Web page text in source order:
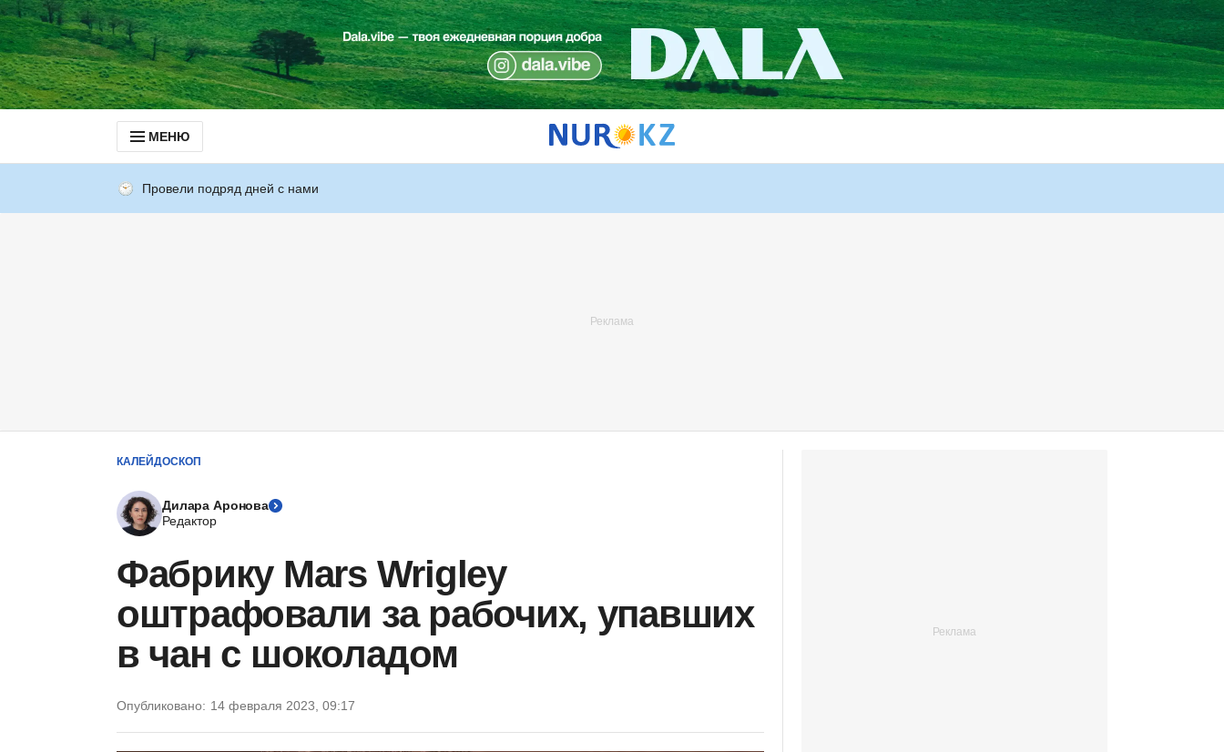
МЕНЮ
Провели подряд дней с нами
КАЛЕЙДОСКОП
Дилара Аронова
Редактор
Фабрику Mars Wrigley
оштрафовали за рабочих, упавших
в чан с шоколадом
Опубликовано: 14 февраля 2023, 09:17